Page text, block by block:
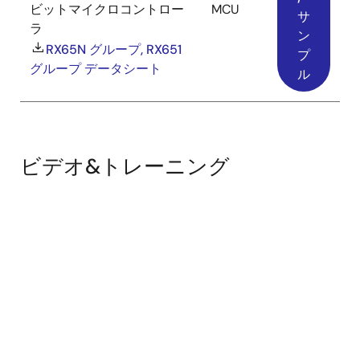
ビットマイクロコントロー
ラ
RX65N グループ, RX651
グループ データシート
MCU
サ
ン
プ
ル
ビデオ&トレーニング